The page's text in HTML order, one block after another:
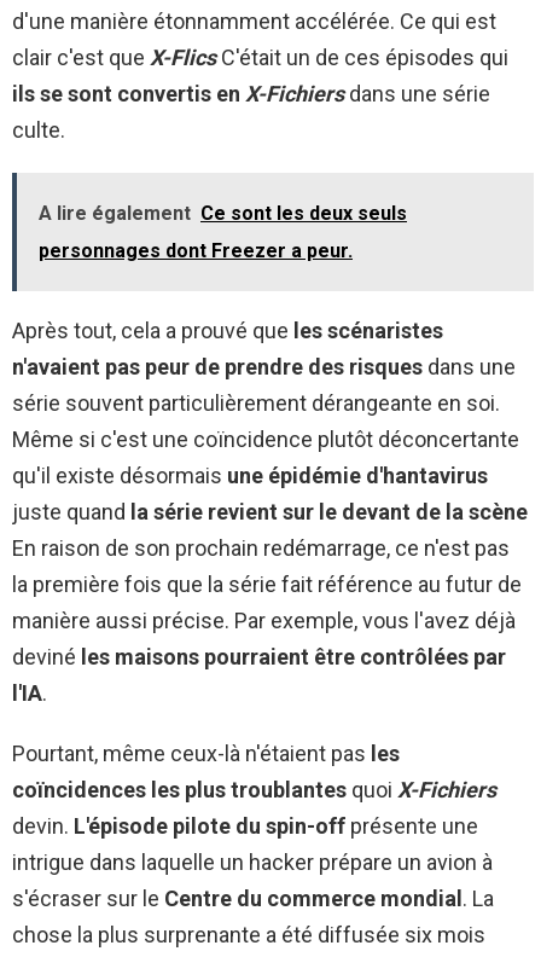
d'une manière étonnamment accélérée. Ce qui est
clair c'est que X-FlicsC'était un de ces épisodes qui
ils se sont convertis en X-Fichiersdans une série
culte.
A lire également Ce sont les deux seuls
personnages dont Freezer a peur.
Après tout, cela a prouvé que les scénaristes
n'avaient pas peur de prendre des risques dans une
série souvent particulièrement dérangeante en soi.
Même si c'est une coïncidence plutôt déconcertante
qu'il existe désormais une épidémie d'hantavirus
juste quand la série revient sur le devant de la scène
En raison de son prochain redémarrage, ce n'est pas
la première fois que la série fait référence au futur de
manière aussi précise. Par exemple, vous l'avez déjà
deviné les maisons pourraient être contrôlées par
l'IA.
Pourtant, même ceux-là n'étaient pas les
coïncidences les plus troublantes quoi X-Fichiers
devin. L'épisode pilote du spin-off présente une
intrigue dans laquelle un hacker prépare un avion à
s'écraser sur le Centre du commerce mondial . La
chose la plus surprenante a été diffusée six mois